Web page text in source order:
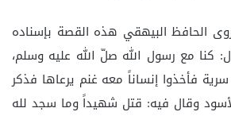
الحافظ البيهقي هذه القصة بإسناده
كنا مع رسول الله صلّ الله عليه وسلم،
فأخذوا إنساناً معه غنم يرعاها فذكر
وقال فيه: قتل شهيداً وما سجد لله